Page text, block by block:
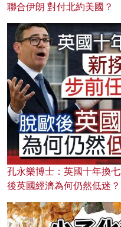
聯合伊朗 對付北約美國？
孔永樂博士：英國十年換
後英國經濟為何仍然低迷？